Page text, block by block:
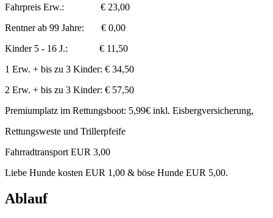
Fahrpreis Erw.: € 23,00
Rentner ab 99 Jahre: € 0,00
Kinder 5 - 16 J.: € 11,50
1 Erw. + bis zu 3 Kinder: € 34,50
2 Erw. + bis zu 3 Kinder: € 57,50
Premiumplatz im Rettungsboot: 5,99€ inkl. Eisbergversicherung,
Rettungsweste und Trillerpfeife
Fahrradtransport EUR 3,00
Liebe Hunde kosten EUR 1,00 & böse Hunde EUR 5,00.
Ablauf